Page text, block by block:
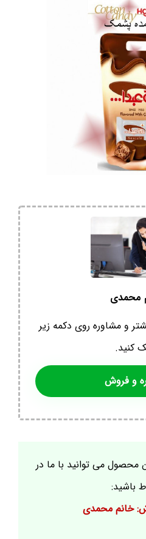
محمدی
و مشاوره روی دکمه زیر
کنید.
و فروش
می توانید با ما در
باشید:
خانم محمدی